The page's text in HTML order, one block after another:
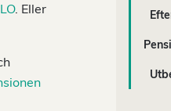
. Eller